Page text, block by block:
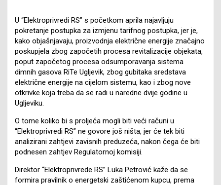
U “Elektroprivredi RS” s početkom aprila najavljuju
pokretanje postupka za izmjenu tarifnog postupka, jer je,
kako objašnjavaju, proizvodnja električne energije značajno
poskupjela zbog započetih procesa revitalizacije objekata,
poput započetog procesa odsumporavanja sistema
dimnih gasova RiTe Ugljevik, zbog gubitaka sredstava
električne energije na cijelom sistemu, kao i zbog nove
otkrivke koja treba da se radi u naredne dvije godine u
Ugljeviku.
O tome koliko bi s proljeća mogli biti veći računi u
“Elektroprivredi RS” ne govore još ništa, jer će tek biti
analizirani zahtjevi zavisnih preduzeća, nakon čega će biti
podnesen zahtjev Regulatornoj komisiji.
Direktor “Elektroprivrede RS” Luka Petrović kaže da se
formira pravilnik o energetski zaštićenom kupcu, prema